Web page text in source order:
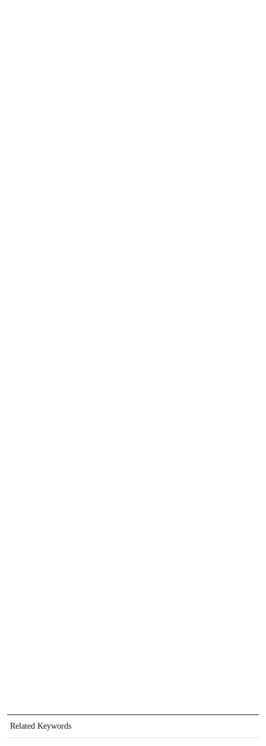
Related Keywords